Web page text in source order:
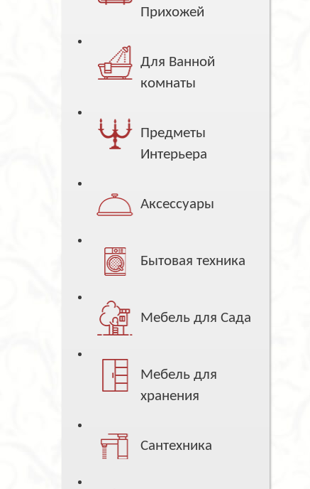
Прихожей
Для Ванной
комнаты
Предметы
Интерьера
Аксессуары
Бытовая техника
Мебель для Сада
Мебель для
хранения
Сантехника